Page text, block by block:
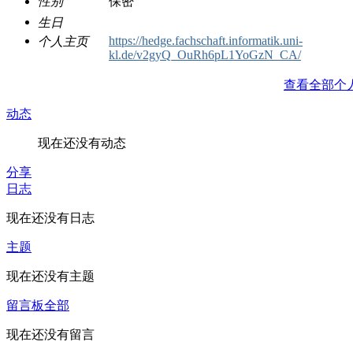
生日
个人主页
https://hedge.fachschaft.informatik.uni-
kl.de/v2gyQ_OuRh6pL1YoGzN_CA/
查看全部个
动态
现在还没有动态
分享
日志
现在还没有日志
主题
现在还没有主题
留言板全部
现在还没有留言